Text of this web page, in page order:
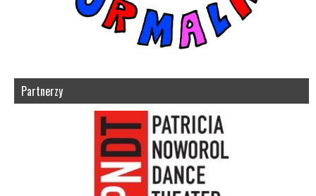
Partnerzy